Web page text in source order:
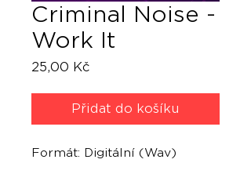
Criminal Noise -
Work It
25,00 Kč
Přidat do košíku
Formát: Digitální (Wav)